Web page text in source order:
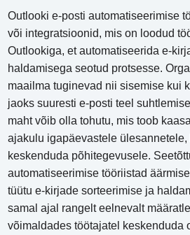
Outlooki e-posti automatiseerimise
või integratsioonid, mis on loodud
Outlookiga, et automatiseerida e-
haldamisega seotud protsesse.
maailma tuginevad nii sisemise kui
jaoks suuresti e-posti teel
maht võib olla tohutu, mis toob
ajakulu igapäevastele
keskenduda põhitegevusele.
automatiseerimise tööriistad
tüütu e-kirjade sorteerimise ja
samal ajal rangelt eelnevalt
võimaldades töötajatel keskenduda